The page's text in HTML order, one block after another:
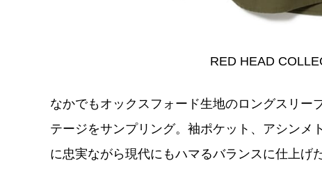
RED HEAD
なかでもオックスフォード生地のロングスリー
テージをサンプリング。袖ポケット、アシンメ
に忠実ながら現代にもハマるバランスに仕上げた